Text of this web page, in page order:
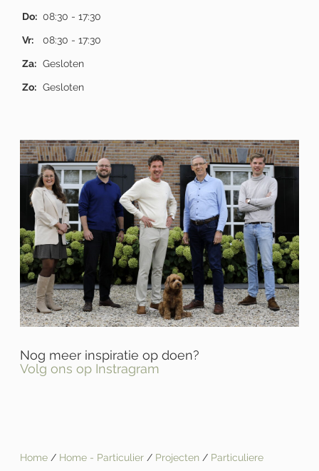
Do: 08:30 - 17:30
Vr: 08:30 - 17:30
Za: Gesloten
Zo: Gesloten
Nog meer inspiratie op doen?
Volg ons op Instragram
Home / Home - Particulier / Projecten / Particuliere